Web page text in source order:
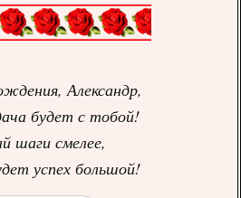
Александр,
будет с тобой!
шаги смелее,
успех большой!